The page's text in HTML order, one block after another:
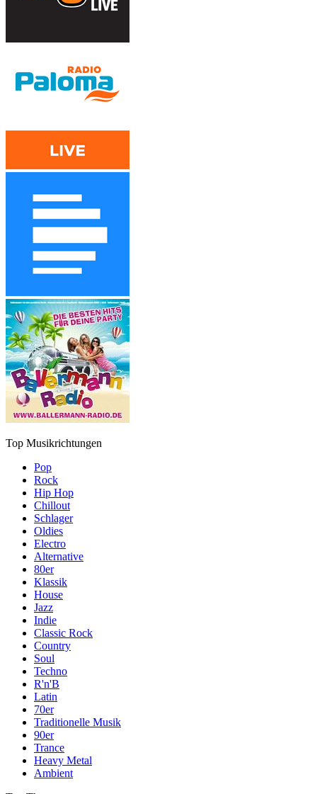
Top Musikrichtungen
Pop
Rock
Hip Hop
Chillout
Schlager
Oldies
Electro
Alternative
80er
Klassik
House
Jazz
Indie
Classic Rock
Country
Soul
Techno
R'n'B
Latin
70er
Traditionelle Musik
90er
Trance
Heavy Metal
Ambient